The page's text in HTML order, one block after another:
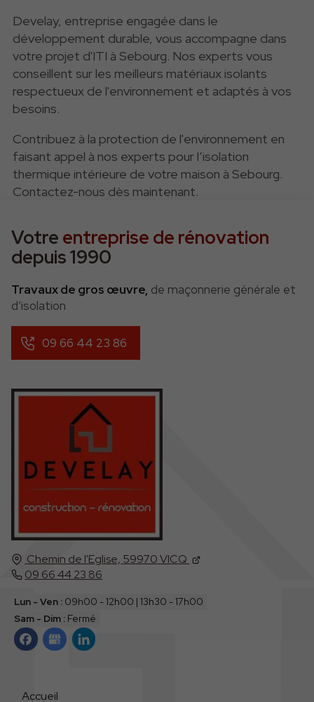
Develay, entreprise engagée dans le
développement durable, vous accompagne dans
votre projet d'ITI à Sebourg. Nos experts vous
conseillent sur les meilleurs matériaux isolants
respectueux de l'environnement et adaptés à vos
besoins.
Contribuez à la protection de l'environnement en
faisant appel à nos experts pour l’isolation
thermique intérieure de votre maison à Sebourg.
Contactez-nous dès maintenant.
Chemin de l'Eglise, 59970VICQ
09 66 44 23 86
Lun - Ven : 09h00 - 12h00 | 13h30 - 17h00
Sam - Dim : Fermé
Accueil
Votre entreprise de rénovation
depuis 1990
Travaux de gros œuvre, de maçonnerie générale et
d’isolation
09 66 44 23 86